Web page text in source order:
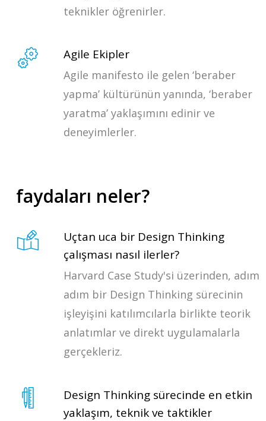
teknikler öğrenirler.
Agile Ekipler
Agile manifesto ile gelen ‘beraber
yapma’ kültürünün yanında, ‘beraber
yaratma’ yaklaşımını edinir ve
deneyimlerler.
faydaları neler?
Uçtan uca bir Design Thinking
çalışması nasıl ilerler?
Harvard Case Study'si üzerinden, adım
adım bir Design Thinking sürecinin
işleyişini katılımcılarla birlikte teorik
anlatımlar ve direkt uygulamalarla
gerçekleriz.
Design Thinking sürecinde en etkin
yaklaşım, teknik ve taktikler